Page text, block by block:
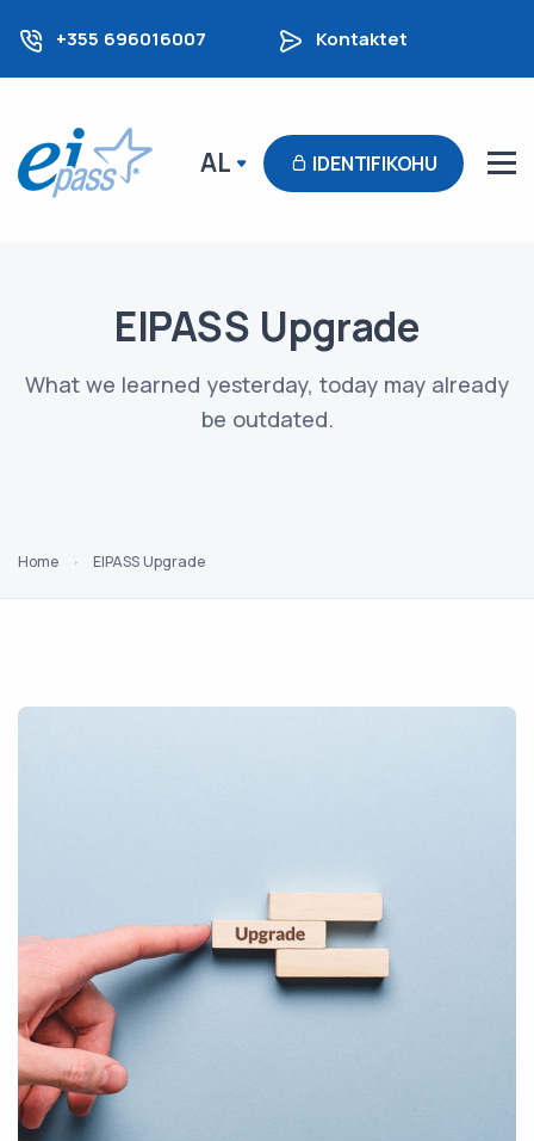
+355 696016007 Kontaktet
AL IDENTIFIKOHU
EIPASS Upgrade
What we learned yesterday, today may already
be outdated.
Home EIPASS Upgrade